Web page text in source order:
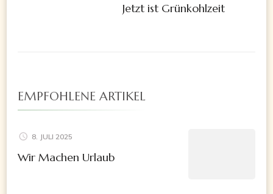
Jetzt ist Grünkohlzeit
EMPFOHLENE ARTIKEL
8. JULI 2025
Wir Machen Urlaub